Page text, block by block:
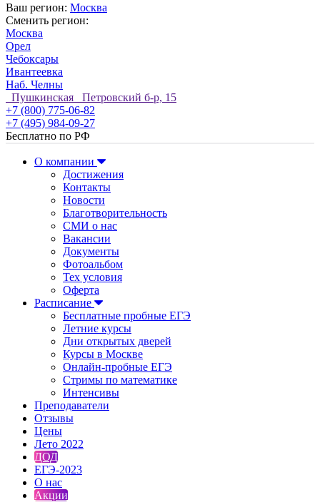
Ваш регион: Москва
Сменить регион:
Москва
Орел
Чебоксары
Ивантеевка
Наб. Челны
Пушкинская Петровский б-р, 15
+7 (800) 775-06-82
+7 (495) 984-09-27
Бесплатно по РФ
О компании
Достижения
Контакты
Новости
Благотворительность
СМИ о нас
Вакансии
Документы
Фотоальбом
Тех условия
Оферта
Расписание
Бесплатные пробные ЕГЭ
Летние курсы
Дни открытых дверей
Курсы в Москве
Онлайн-пробные ЕГЭ
Стримы по математике
Интенсивы
Преподаватели
Отзывы
Цены
Лето 2022
ДОД
ЕГЭ-2023
О нас
Акции